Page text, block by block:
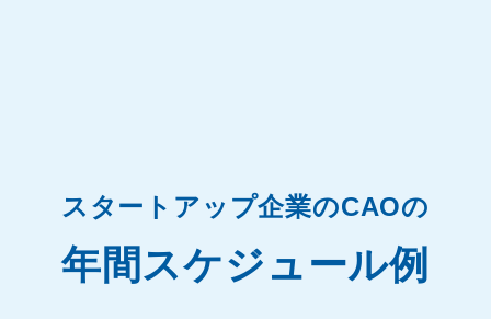
スタートアップ企業のCAOの
年間スケジュール例